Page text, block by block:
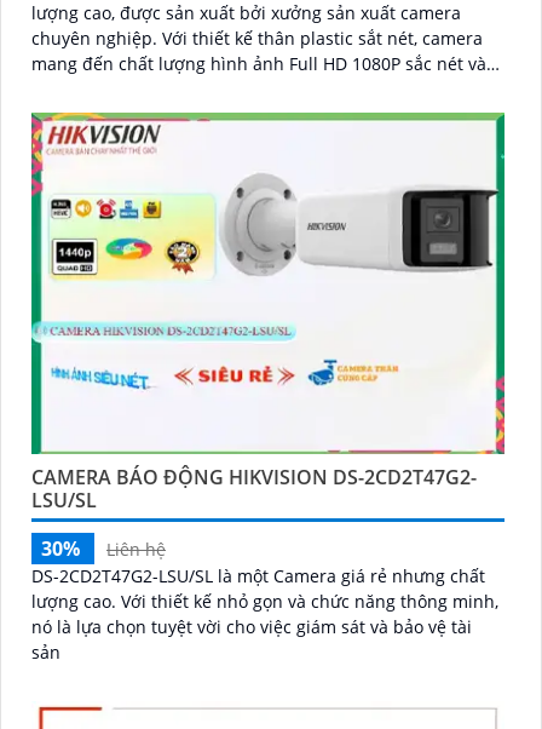
lượng cao, được sản xuất bởi xưởng sản xuất camera
chuyên nghiệp. Với thiết kế thân plastic sắt nét, camera
mang đến chất lượng hình ảnh Full HD 1080P sắc nét và
CAMERA BÁO ĐỘNG HIKVISION DS-2CD2T47G2-
LSU/SL
30%
Liên hệ
DS-2CD2T47G2-LSU/SL là một Camera giá rẻ nhưng chất
lượng cao. Với thiết kế nhỏ gọn và chức năng thông minh,
nó là lựa chọn tuyệt vời cho việc giám sát và bảo vệ tài
sản